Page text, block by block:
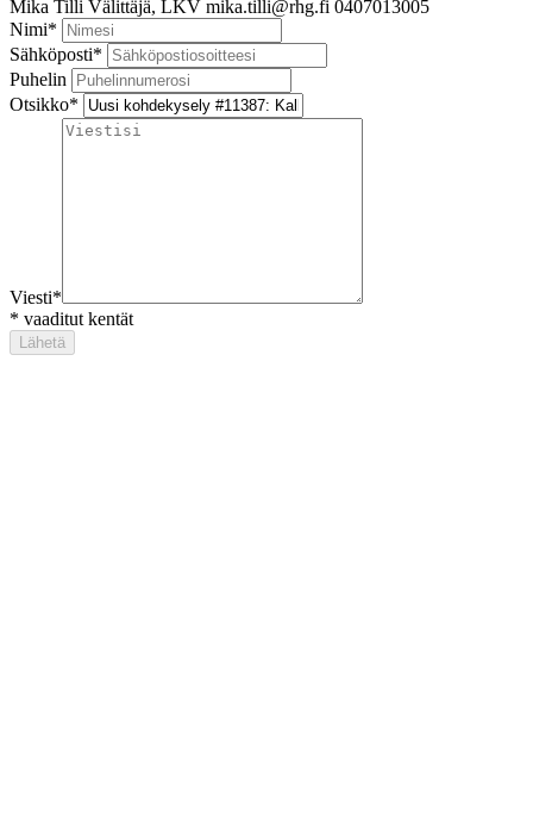
Mika Tilli Välittäjä, LKV mika.tilli@rhg.fi 0407013005
Nimi*
Sähköposti*
Puhelin
Otsikko*
Viesti*
* vaaditut kentät